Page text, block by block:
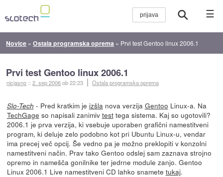
☰
Novice »Ostala programska oprema » Prvi test Gentoo linux 2006.1
Prvi test Gentoo linux 2006.1
nicjasno ::2. sep 2006ob 22:23 Ostala programska oprema
Slo-Tech - Pred kratkim je izšla nova verzija Gentoo Linux-a. Na
TechGage so napisali zanimiv testtega sistema. Kaj so ugotovili?
2006.1 je prva verzija, ki vsebuje uporaben grafični namestitveni
program, ki deluje zelo podobno kot pri Ubuntu Linux-u, vendar
ima precej več opcij. Še vedno pa je možno preklopiti v konzolni
namestitveni način. Prav tako Gentoo odslej sam zaznava strojno
opremo in namešča gonilnike ter jedrne module zanjo. Gentoo
Linux 2006.1 Live namestitveni CD lahko snamete tukaj.